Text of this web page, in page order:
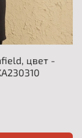
цвет -